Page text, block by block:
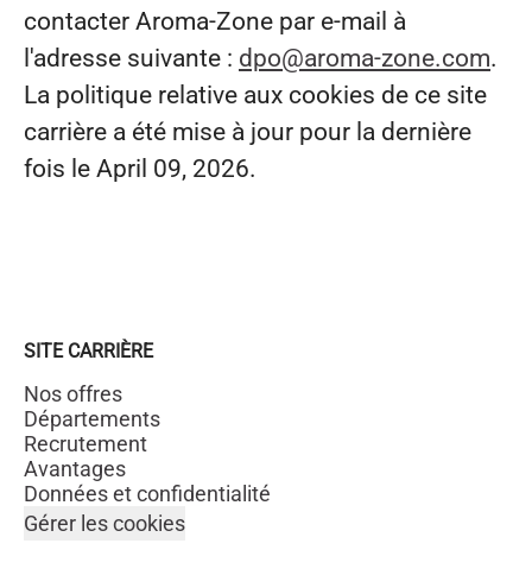
contacter Aroma-Zone par e-mail à
l'adresse suivante : dpo@aroma-zone.com.
La politique relative aux cookies de ce site
carrière a été mise à jour pour la dernière
fois le April 09, 2026.
SITE CARRIÈRE
Nos offres
Départements
Recrutement
Avantages
Données et confidentialité
Gérer les cookies